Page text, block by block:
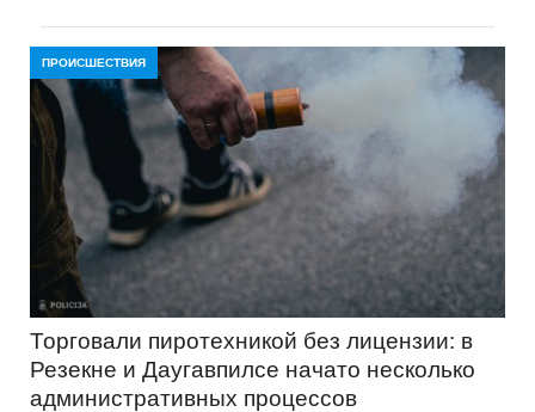
ПРОИСШЕСТВИЯ
Торговали пиротехникой без лицензии: в
Резекне и Даугавпилсе начато несколько
административных процессов